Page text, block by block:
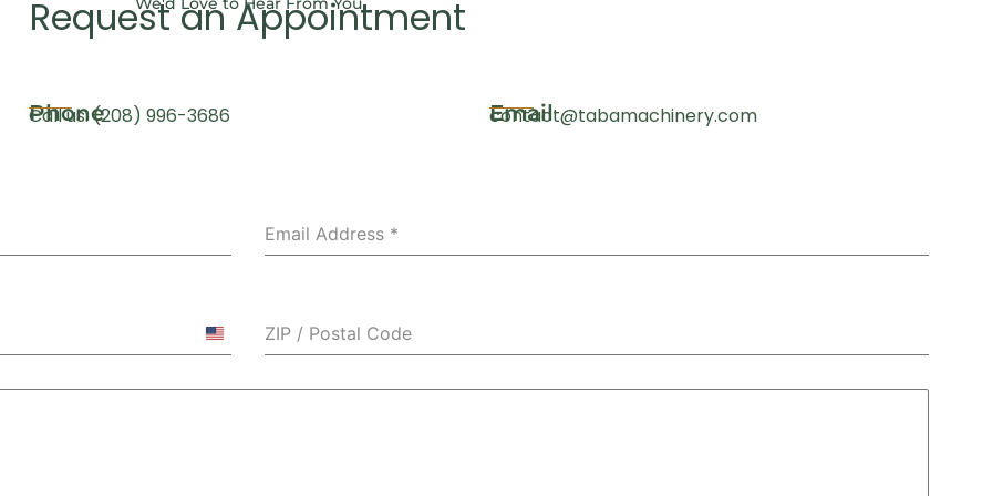
Request an Appointment
Phone
Call us: (208) 996-3686 Email
contact@tabamachinery.com
Email Address *
United
+1
ZIP / Postal Code